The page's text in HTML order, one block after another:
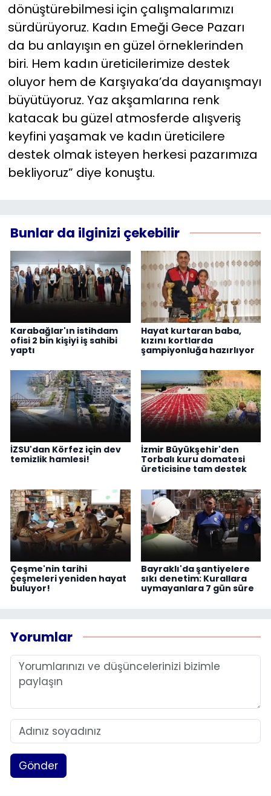
dönüştürebilmesi için çalışmalarımızı
sürdürüyoruz. Kadın Emeği Gece Pazarı
da bu anlayışın en güzel örneklerinden
biri. Hem kadın üreticilerimize destek
oluyor hem de Karşıyaka’da dayanışmayı
büyütüyoruz. Yaz akşamlarına renk
katacak bu güzel atmosferde alışveriş
keyfini yaşamak ve kadın üreticilere
destek olmak isteyen herkesi pazarımıza
bekliyoruz” diye konuştu.
Bunlar da ilginizi çekebilir
Karabağlar'ın istihdam
ofisi 2 bin kişiyi iş sahibi
yaptı
Hayat kurtaran baba,
kızını kortlarda
şampiyonluğa hazırlıyor
İZSU'dan Körfez için dev
temizlik hamlesi!
İzmir Büyükşehir'den
Torbalı kuru domatesi
üreticisine tam destek
Çeşme'nin tarihi
çeşmeleri yeniden hayat
buluyor!
Bayraklı'da şantiyelere
sıkı denetim: Kurallara
uymayanlara 7 gün süre
Yorumlar
Gönder